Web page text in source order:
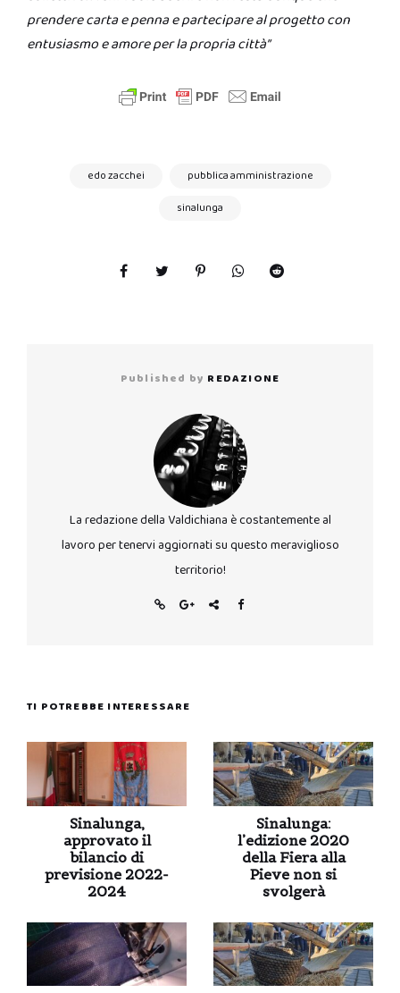
prendere carta e penna e partecipare al progetto con
entusiasmo e amore per la propria città”
edo zacchei
pubblica amministrazione
sinalunga
Published by REDAZIONE
La redazione della Valdichiana è costantemente al
lavoro per tenervi aggiornati su questo meraviglioso
territorio!
TI POTREBBE INTERESSARE
Sinalunga,
approvato il
bilancio di
previsione 2022-
2024
Sinalunga:
l’edizione 2020
della Fiera alla
Pieve non si
svolgerà